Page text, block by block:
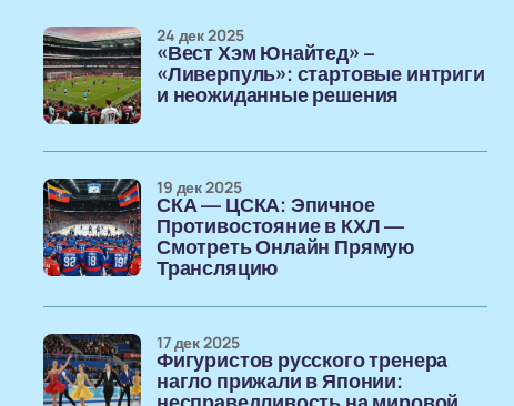
«Вест Хэм Юнайтед» –
«Ливерпуль»: стартовые интриги
и неожиданные решения
24 дек 2025
СКА — ЦСКА: Эпичное
Противостояние в КХЛ —
Смотреть Онлайн Прямую
Трансляцию
19 дек 2025
Фигуристов русского тренера
нагло прижали в Японии:
17 дек 2025